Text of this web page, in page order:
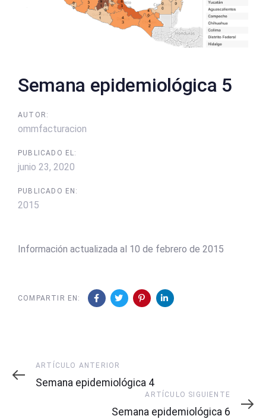
Semana epidemiológica 5
AUTOR:
ommfacturacion
PUBLICADO EL:
junio 23, 2020
PUBLICADO EN:
2015
Información actualizada al 10 de febrero de 2015
COMPARTIR EN:
Artículo
Anterior
ARTÍCULO ANTERIOR
Semana epidemiológica 4
Artículo
Siguiente
ARTÍCULO SIGUIENTE
Semana epidemiológica 6